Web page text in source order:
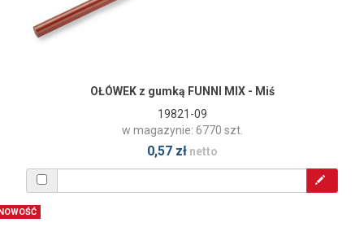
OŁÓWEK z gumką FUNNI MIX - Miś
19821-09
w magazynie: 6770 szt.
0,57 złnetto